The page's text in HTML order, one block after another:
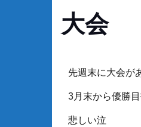
大会
先週末に大会が
3月末から優勝
悲しい泣